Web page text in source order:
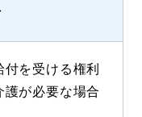
を受ける権利
護が必要な場合